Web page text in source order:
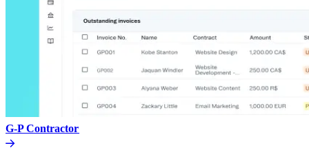
G-P Contractor​​